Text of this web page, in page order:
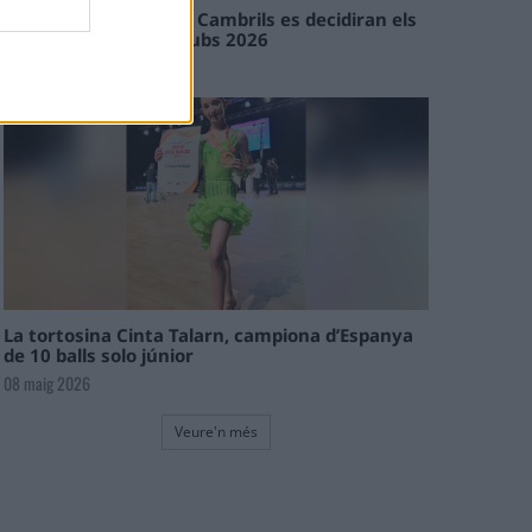
En les tirades de Flix i Cambrils es decidiran els
campions de l’Interclubs 2026
La tortosina Cinta Talarn, campiona d’Espanya
de 10 balls solo júnior
08 maig 2026
Veure'n més